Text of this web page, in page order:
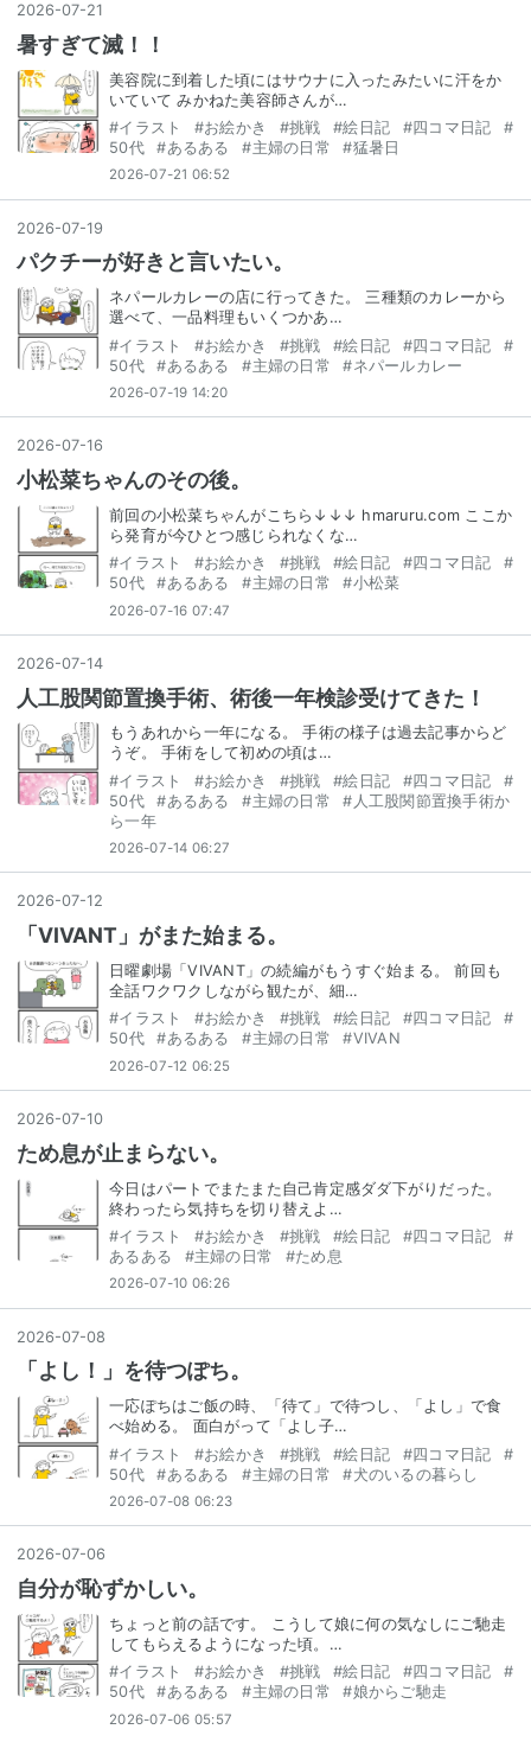
2026-07-21
暑すぎて滅！！
美容院に到着した頃にはサウナに入ったみたいに汗をか
いていて みかねた美容師さんが…
#イラスト #お絵かき #挑戦 #絵日記 #四コマ日記
#
50代
#あるある #主婦の日常 #猛暑日
2026-07-21 06:52
2026-07-19
パクチーが好きと言いたい。
ネパールカレーの店に行ってきた。 三種類のカレーから
選べて、一品料理もいくつかあ…
#イラスト #お絵かき #挑戦 #絵日記 #四コマ日記
#
50代
#あるある #主婦の日常 #ネパールカレー
2026-07-19 14:20
2026-07-16
小松菜ちゃんのその後。
前回の小松菜ちゃんがこちら↓↓↓ hmaruru.com ここか
ら発育が今ひとつ感じられなくな…
#イラスト #お絵かき #挑戦 #絵日記 #四コマ日記
#
50代
#あるある #主婦の日常 #小松菜
2026-07-16 07:47
2026-07-14
人工股関節置換手術、術後一年検診受けてきた！
もうあれから一年になる。 手術の様子は過去記事からど
うぞ。 手術をして初めの頃は…
#イラスト #お絵かき #挑戦 #絵日記 #四コマ日記
#
50代
#あるある #主婦の日常 # 人工股関節置換手術か
ら一年
2026-07-14 06:27
2026-07-12
「VIVANT」がまた始まる。
日曜劇場「VIVANT」の続編がもうすぐ始まる。 前回も
全話ワクワクしながら観たが、細…
#イラスト #お絵かき #挑戦 #絵日記 #四コマ日記
#
50代
#あるある #主婦の日常 #VIVAN
2026-07-12 06:25
2026-07-10
ため息が止まらない。
今日はパートでまたまた自己肯定感ダダ下がりだった。
終わったら気持ちを切り替えよ…
#イラスト #お絵かき #挑戦 #絵日記 #四コマ日記
#
あるある
#主婦の日常 #ため息
2026-07-10 06:26
2026-07-08
「よし！」を待つぽち。
一応ぽちはご飯の時、「待て」で待つし、「よし」で食
べ始める。 面白がって「よし子…
#イラスト #お絵かき #挑戦 #絵日記 #四コマ日記
#
50代
#あるある #主婦の日常 #犬のいるの暮らし
2026-07-08 06:23
2026-07-06
自分が恥ずかしい。
ちょっと前の話です。 こうして娘に何の気なしにご馳走
してもらえるようになった頃。…
#イラスト #お絵かき #挑戦 #絵日記 #四コマ日記
#
50代
#あるある #主婦の日常 #娘からご馳走
2026-07-06 05:57